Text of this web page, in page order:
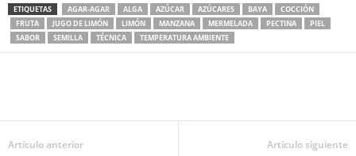
ETIQUETAS AGAR-AGAR ALGA AZÚCAR AZÚCARES BAYA
COCCIÓN
FRUTA
JUGO DE LIMÓN LIMÓN MANZANA MERMELADA PECTINA
PIEL
SABOR
SEMILLA TÉCNICA TEMPERATURA AMBIENTE
Artículo anterior Artículo siguiente